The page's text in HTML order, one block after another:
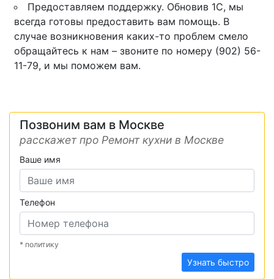
Предоставляем поддержку. Обновив 1С, мы
всегда готовы предоставить вам помощь. В
случае возникновения каких-то проблем смело
обращайтесь к нам – звоните по номеру (902) 56-
11-79, и мы поможем вам.
Позвоним вам в Москве
расскажет про Ремонт кухни в Москве
Ваше имя
Телефон
* политику
Узнать быстро